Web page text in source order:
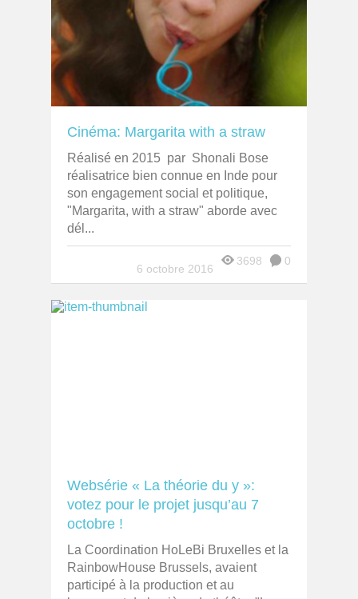
Cinéma: Margarita with a straw
Réalisé en 2015 par Shonali Bose
réalisatrice bien connue en Inde pour
son engagement social et politique,
"Margarita, with a straw" aborde avec
dél...
0
3698
6 octobre 2016
Websérie « La théorie du y »:
votez pour le projet jusqu’au 7
octobre !
La Coordination HoLeBi Bruxelles et la
RainbowHouse Brussels, avaient
participé à la production et au